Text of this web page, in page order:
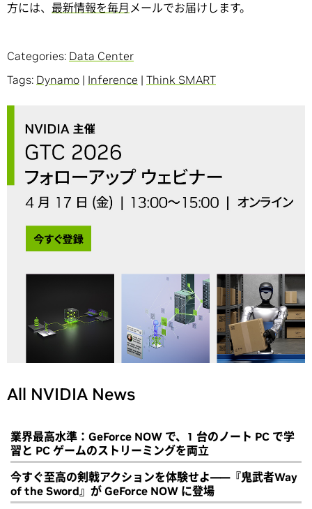
方には、 最新情報を毎月 メールでお届けします。
Categories: Data Center
Tags: Dynamo | Inference | Think SMART
All NVIDIA News
業界最高水準：GeForce NOW で、1 台のノート PC で学
習と PC ゲームのストリーミングを両立
今すぐ至高の剣戟アクションを体験せよ――『鬼武者Way
of the Sword』が GeForce NOW に登場